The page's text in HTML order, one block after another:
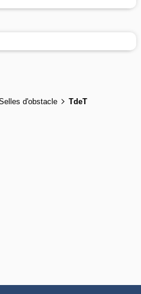
d'obstacle TdeT